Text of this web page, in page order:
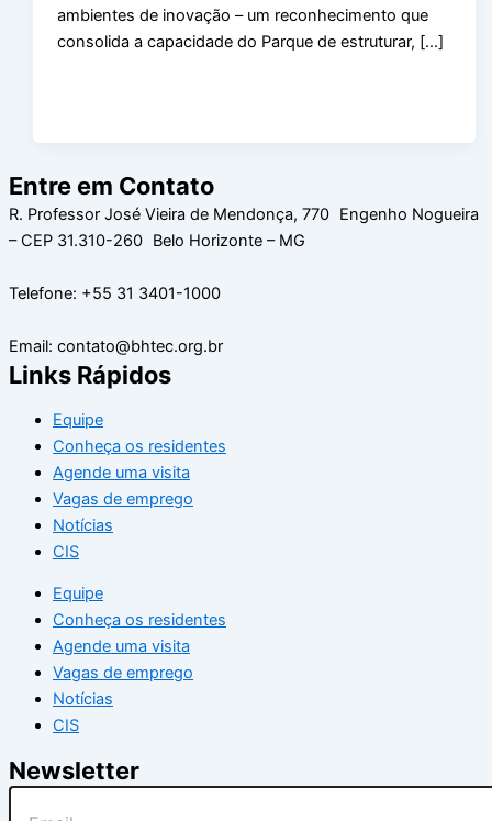
ambientes de inovação – um reconhecimento que
consolida a capacidade do Parque de estruturar, […]
Entre em Contato
R. Professor José Vieira de Mendonça, 770 Engenho Nogueira
– CEP 31.310-260 Belo Horizonte – MG
Telefone: +55 31 3401-1000
Email: contato@bhtec.org.br
Links Rápidos
Equipe
Conheça os residentes
Agende uma visita
Vagas de emprego
Notícias
CIS
Equipe
Conheça os residentes
Agende uma visita
Vagas de emprego
Notícias
CIS
Newsletter